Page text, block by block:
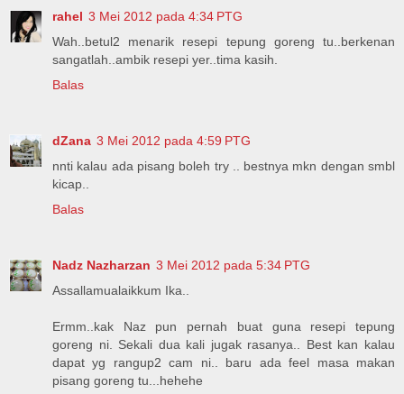
rahel 3 Mei 2012 pada 4:34 PTG
Wah..betul2 menarik resepi tepung goreng tu..berkenan
sangatlah..ambik resepi yer..tima kasih.
Balas
dZana 3 Mei 2012 pada 4:59 PTG
nnti kalau ada pisang boleh try .. bestnya mkn dengan smbl
kicap..
Balas
Nadz Nazharzan 3 Mei 2012 pada 5:34 PTG
Assallamualaikkum Ika..
Ermm..kak Naz pun pernah buat guna resepi tepung
goreng ni. Sekali dua kali jugak rasanya.. Best kan kalau
dapat yg rangup2 cam ni.. baru ada feel masa makan
pisang goreng tu...hehehe